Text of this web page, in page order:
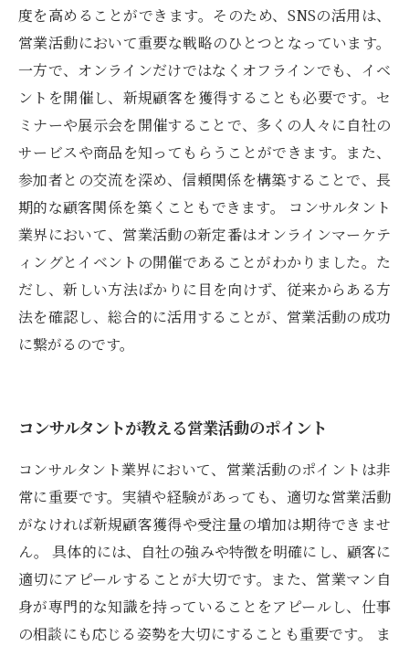
度を高めることができます。そのため、SNSの活用は、
営業活動において重要な戦略のひとつとなっています。
一方で、オンラインだけではなくオフラインでも、イベ
ントを開催し、新規顧客を獲得することも必要です。セ
ミナーや展示会を開催することで、多くの人々に自社の
サービスや商品を知ってもらうことができます。また、
参加者との交流を深め、信頼関係を構築することで、長
期的な顧客関係を築くこともできます。 コンサルタント
業界において、営業活動の新定番はオンラインマーケテ
ィングとイベントの開催であることがわかりました。た
だし、新しい方法ばかりに目を向けず、従来からある方
法を確認し、総合的に活用することが、営業活動の成功
に繋がるのです。
コンサルタントが教える営業活動のポイント
コンサルタント業界において、営業活動のポイントは非
常に重要です。実績や経験があっても、適切な営業活動
がなければ新規顧客獲得や受注量の増加は期待できませ
ん。 具体的には、自社の強みや特徴を明確にし、顧客に
適切にアピールすることが大切です。また、営業マン自
身が専門的な知識を持っていることをアピールし、仕事
の相談にも応じる姿勢を大切にすることも重要です。 ま